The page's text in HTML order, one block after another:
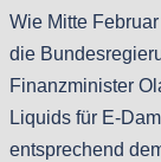
Wie Mitte
die
Finanzminister
Liquids für E-
entsprechend